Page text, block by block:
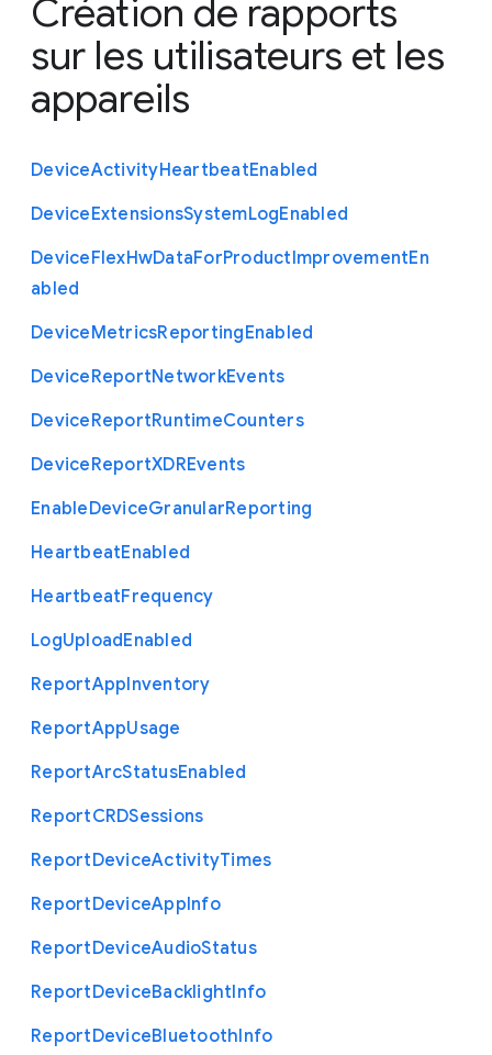
Création de rapports
sur les utilisateurs et les
appareils
DeviceActivityHeartbeatEnabled
DeviceExtensionsSystemLogEnabled
DeviceFlexHwDataForProductImprovementEn
abled
DeviceMetricsReportingEnabled
DeviceReportNetworkEvents
DeviceReportRuntimeCounters
DeviceReportXDREvents
EnableDeviceGranularReporting
HeartbeatEnabled
HeartbeatFrequency
LogUploadEnabled
ReportAppInventory
ReportAppUsage
ReportArcStatusEnabled
ReportCRDSessions
ReportDeviceActivityTimes
ReportDeviceAppInfo
ReportDeviceAudioStatus
ReportDeviceBacklightInfo
ReportDeviceBluetoothInfo